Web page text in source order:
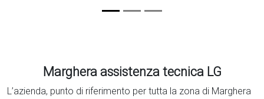
Marghera assistenza tecnica LG
L’azienda, punto di riferimento per tutta la zona di Marghera